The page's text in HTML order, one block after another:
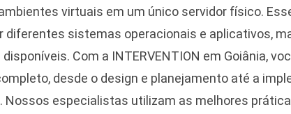
virtuais em um único servidor físico.
diferentes sistemas operacionais e aplicativos,
Com a INTERVENTION em Goiânia,
desde o design e planejamento até a
Nossos especialistas utilizam as melhores